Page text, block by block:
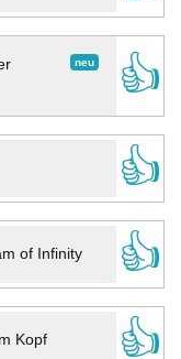
neu
👍
👍
of Infinity
👍
Kopf
👍